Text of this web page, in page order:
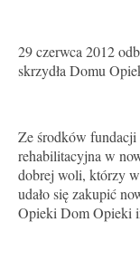
29 czerwca 2012
skrzydła Domu
Ze środków fundacji
rehabilitacyjna w
dobrej woli, którzy
udało się zakupić
Opieki Dom Opieki